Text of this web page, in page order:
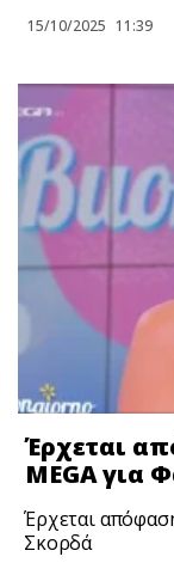
15/10/2025 11:39
Έρχεται
MEGA για
Έρχεται
Σκορδά